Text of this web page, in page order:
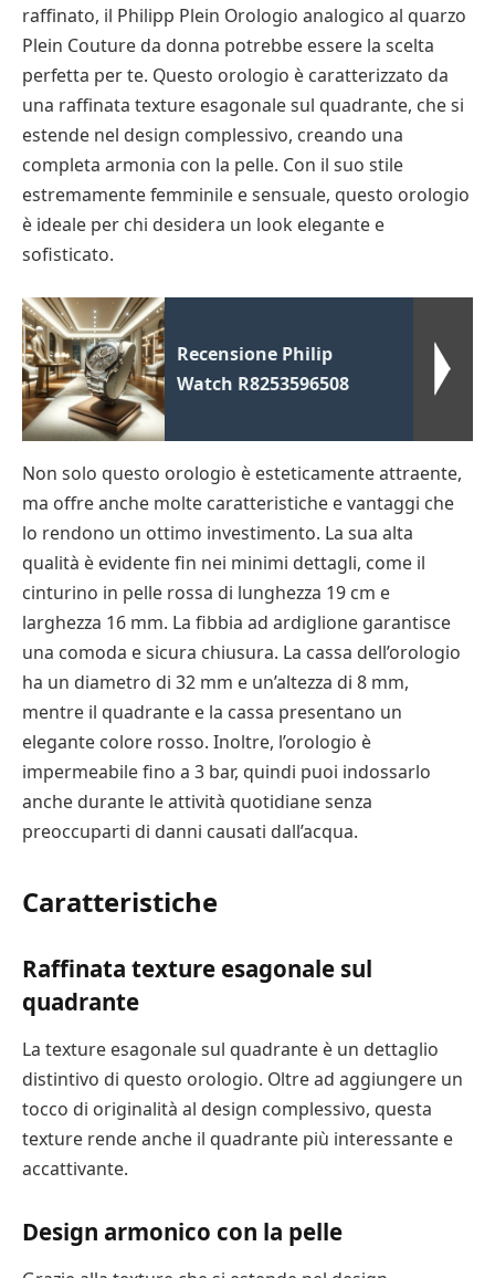
raffinato, il Philipp Plein Orologio analogico al quarzo
Plein Couture da donna potrebbe essere la scelta
perfetta per te. Questo orologio è caratterizzato da
una raffinata texture esagonale sul quadrante, che si
estende nel design complessivo, creando una
completa armonia con la pelle. Con il suo stile
estremamente femminile e sensuale, questo orologio
è ideale per chi desidera un look elegante e
sofisticato.
Recensione Philip
Watch R8253596508
Non solo questo orologio è esteticamente attraente,
ma offre anche molte caratteristiche e vantaggi che
lo rendono un ottimo investimento. La sua alta
qualità è evidente fin nei minimi dettagli, come il
cinturino in pelle rossa di lunghezza 19 cm e
larghezza 16 mm. La fibbia ad ardiglione garantisce
una comoda e sicura chiusura. La cassa dell’orologio
ha un diametro di 32 mm e un’altezza di 8 mm,
mentre il quadrante e la cassa presentano un
elegante colore rosso. Inoltre, l’orologio è
impermeabile fino a 3 bar, quindi puoi indossarlo
anche durante le attività quotidiane senza
preoccuparti di danni causati dall’acqua.
Caratteristiche
Raffinata texture esagonale sul
quadrante
La texture esagonale sul quadrante è un dettaglio
distintivo di questo orologio. Oltre ad aggiungere un
tocco di originalità al design complessivo, questa
texture rende anche il quadrante più interessante e
accattivante.
Design armonico con la pelle